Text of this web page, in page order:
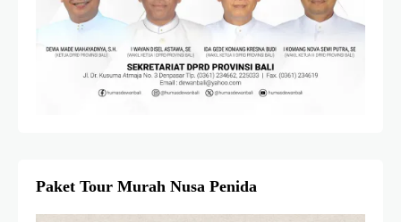
Paket Tour Murah Nusa Penida